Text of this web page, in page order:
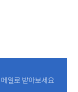
일로 받아보세요